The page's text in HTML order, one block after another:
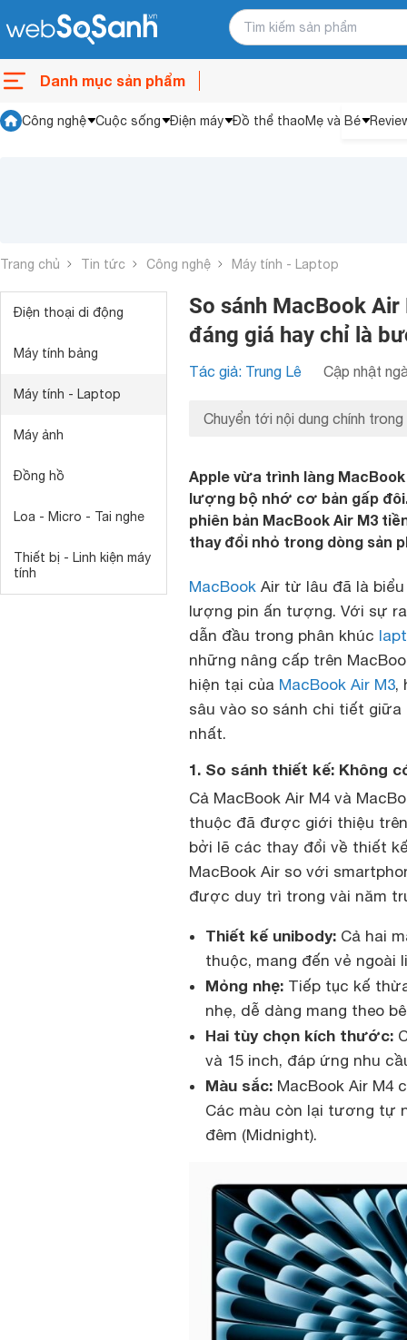
Danh mục sản phẩm
Công nghệ Cuộc sống Điện máy Đồ thể thaoMẹ và Bé
Trang chủ Tin tức Công nghệ Máy tính - Laptop
Điện thoại di động
Máy tính bảng
Máy tính - Laptop
Máy ảnh
Đồng hồ
Loa - Micro - Tai nghe
Thiết bị - Linh kiện máy
tính
So sánh MacBook
đáng giá hay chỉ là
Tác giả: Trung Lê Cập nhật
Chuyển tới nội dung chính trong
Apple vừa trình làng
lượng bộ nhớ cơ bản gấp
phiên bản MacBook Air M3
thay đổi nhỏ trong dòng sản
MacBook Air từ lâu đã là
lượng pin ấn tượng. Với sự
dẫn đầu trong phân khúc
những nâng cấp trên
hiện tại của MacBook Air M3,
sâu vào so sánh chi tiết
nhất.
1. So sánh thiết kế: Không
Cả MacBook Air M4 và
thuộc đã được giới thiệu trên
bởi lẽ các thay đổi về thiết
MacBook Air so với
được duy trì trong vài năm
Thiết kế unibody: Cả hai
thuộc, mang đến vẻ ngoài
Mỏng nhẹ: Tiếp tục kế
nhẹ, dễ dàng mang theo
Hai tùy chọn kích thước:
và 15 inch, đáp ứng nhu
Màu sắc: MacBook Air M4
Các màu còn lại tương tự
đêm (Midnight).